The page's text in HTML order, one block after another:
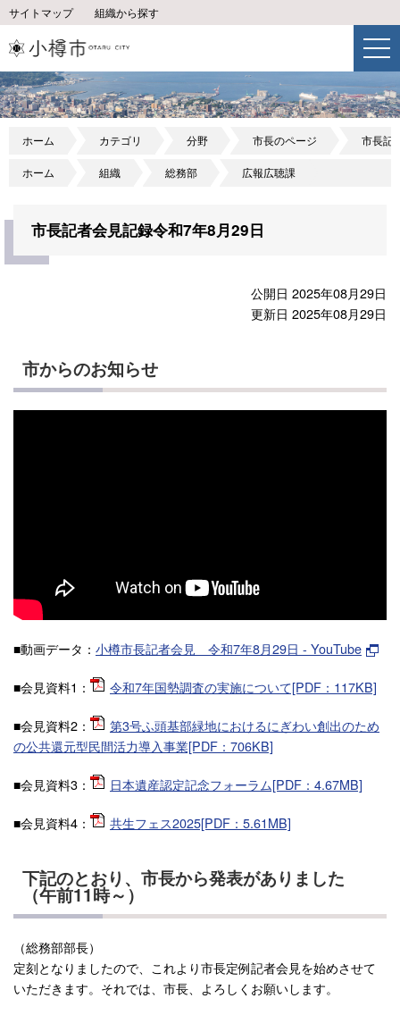
サイトマップ 組織から探す
ホーム カテゴリ 分野 市長のページ 市長記
ホーム 組織 総務部 広報広聴課
市長記者会見記録令和7年8月29日
公開日 2025年08月29日
更新日 2025年08月29日
市からのお知らせ
■動画データ： 小樽市長記者会見 令和7年8月29日 - YouTube
■会見資料1： 令和7年国勢調査の実施について[PDF：117KB]
■会見資料2：
第3号ふ頭基部緑地におけるにぎわい創出のため
の公共還元型民間活力導入事業[PDF：706KB]
■会見資料3： 日本遺産認定記念フォーラム[PDF：4.67MB]
■会見資料4： 共生フェス2025[PDF：5.61MB]
下記のとおり、市長から発表がありました
（午前11時～）
（総務部部長）
定刻となりましたので、これより市長定例記者会見を始めさせて
いただきます。それでは、市長、よろしくお願いします。